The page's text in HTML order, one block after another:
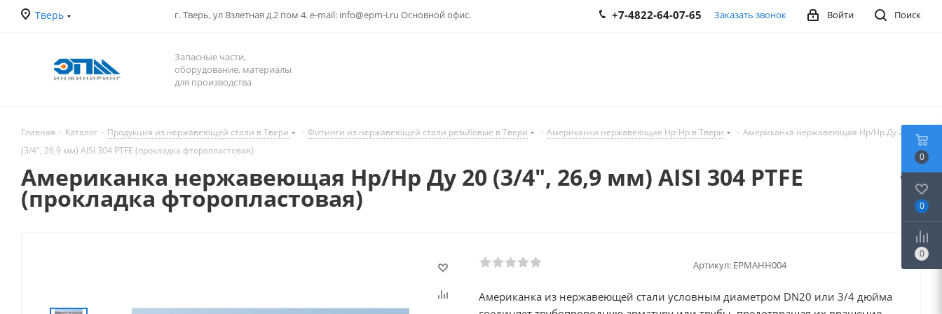
Тверь г. Тверь, ул Взлетная д.2 пом 4. e-mail: info@epm-i.ru Основной офис. Поиск
Войти
+7-4822-64-07-65 Заказать звонок
Запасные части,
оборудование, материалы
для производства
Главная - Каталог - Продукция из нержавеющей стали в Твери - Фитинги из нержавеющей стали резьбовые в Твери - Американки нержавеющие Нр-Нр в Твери - Американка нержавеющая Нр/Нр Ду 20
(3/4", 26,9 мм) AISI 304 PTFE (прокладка фторопластовая)
Американка нержавеющая Нр/Нр Ду 20 (3/4", 26,9 мм) AISI 304 PTFE
(прокладка фторопластовая)
Артикул: EPMАНН004
Американка из нержавеющей стали условным диаметром DN20 или 3/4 дюйма
0
0
0